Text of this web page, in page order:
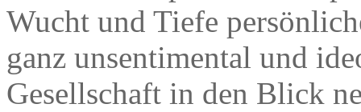
Wucht und Tiefe
ganz unsentimental und
Gesellschaft in den Blick